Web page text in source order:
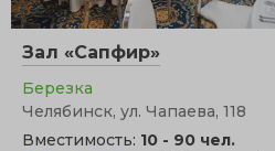
Зал «Сапфир»
Березка
Челябинск, ул. Чапаева, 118
Вместимость: 10 - 90 чел.